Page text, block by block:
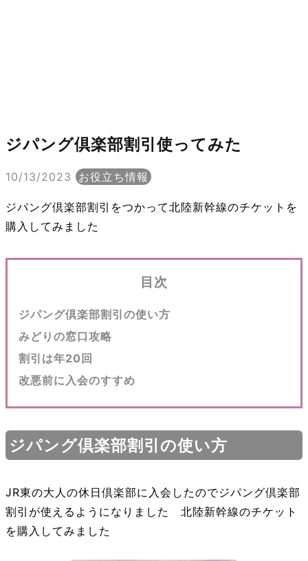
ジパング倶楽部割引使ってみた
10/13/2023 お役立ち情報
ジパング倶楽部割引をつかって北陸新幹線のチケットを
購入してみました
目次
ジパング倶楽部割引の使い方
みどりの窓口攻略
割引は年20回
改悪前に入会のすすめ
ジパング倶楽部割引の使い方
JR東の大人の休日倶楽部に入会したのでジパング倶楽部
割引が使えるようになりました 北陸新幹線のチケット
を購入してみました